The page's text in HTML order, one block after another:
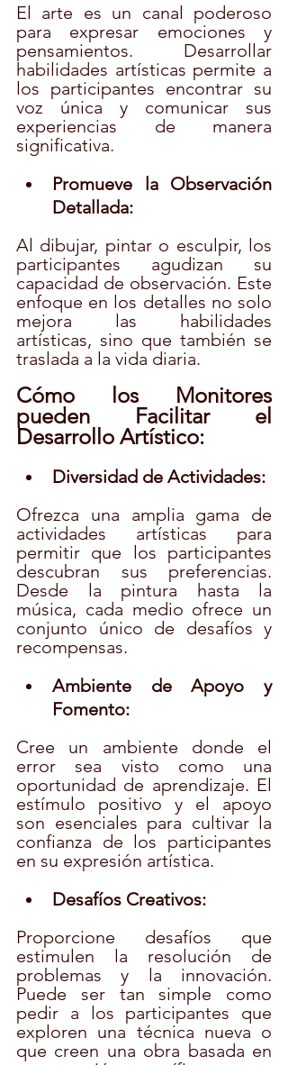
El arte es un canal poderoso
para expresar emociones y
pensamientos. Desarrollar
habilidades artísticas permite a
los participantes encontrar su
voz única y comunicar sus
experiencias de manera
significativa.
Promueve la Observación
Detallada:
Al dibujar, pintar o esculpir, los
participantes agudizan su
capacidad de observación. Este
enfoque en los detalles no solo
mejora las habilidades
artísticas, sino que también se
traslada a la vida diaria.
Cómo los Monitores
pueden Facilitar el
Desarrollo Artístico:
Diversidad de Actividades:
Ofrezca una amplia gama de
actividades artísticas para
permitir que los participantes
descubran sus preferencias.
Desde la pintura hasta la
música, cada medio ofrece un
conjunto único de desafíos y
recompensas.
Ambiente de Apoyo y
Fomento:
Cree un ambiente donde el
error sea visto como una
oportunidad de aprendizaje. El
estímulo positivo y el apoyo
son esenciales para cultivar la
confianza de los participantes
en su expresión artística.
Desafíos Creativos:
Proporcione desafíos que
estimulen la resolución de
problemas y la innovación.
Puede ser tan simple como
pedir a los participantes que
exploren una técnica nueva o
que creen una obra basada en